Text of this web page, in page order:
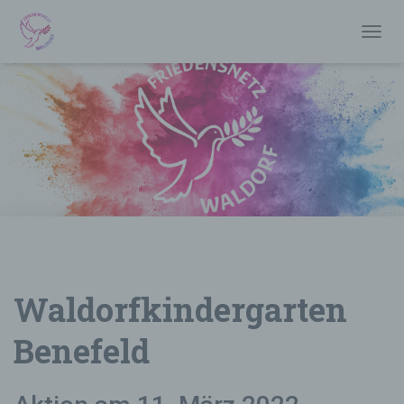
G
G
L
N
A
V
I
Waldorfkindergarten
Benefeld